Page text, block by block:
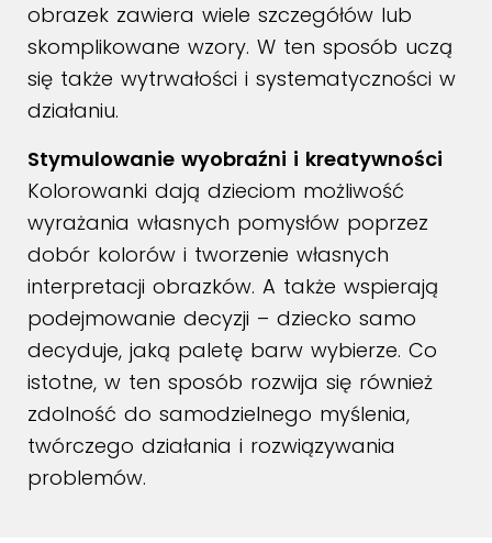
obrazek zawiera wiele szczegółów lub
skomplikowane wzory. W ten sposób uczą
się także wytrwałości i systematyczności w
działaniu.
Stymulowanie wyobraźni i kreatywności
Kolorowanki dają dzieciom możliwość
wyrażania własnych pomysłów poprzez
dobór kolorów i tworzenie własnych
interpretacji obrazków. A także wspierają
podejmowanie decyzji – dziecko samo
decyduje, jaką paletę barw wybierze. Co
istotne, w ten sposób rozwija się również
zdolność do samodzielnego myślenia,
twórczego działania i rozwiązywania
problemów.